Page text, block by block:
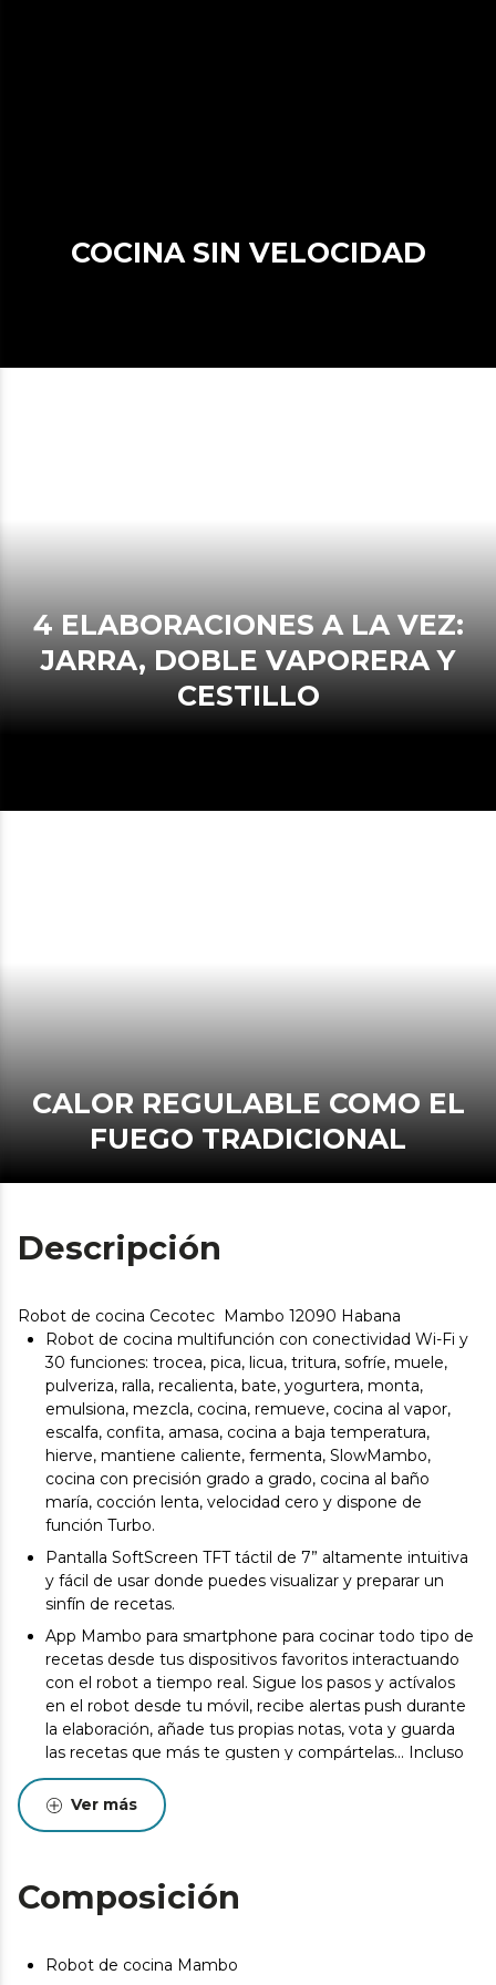
COCINA SIN VELOCIDAD
4 ELABORACIONES A LA VEZ:
JARRA, DOBLE VAPORERA Y
CESTILLO
CALOR REGULABLE COMO EL
FUEGO TRADICIONAL
Descripción
Robot de cocina Cecotec Mambo 12090 Habana
Robot de cocina multifunción con conectividad Wi-Fi y
30 funciones: trocea, pica, licua, tritura, sofríe, muele,
pulveriza, ralla, recalienta, bate, yogurtera, monta,
emulsiona, mezcla, cocina, remueve, cocina al vapor,
escalfa, confita, amasa, cocina a baja temperatura,
hierve, mantiene caliente, fermenta, SlowMambo,
cocina con precisión grado a grado, cocina al baño
maría, cocción lenta, velocidad cero y dispone de
función Turbo.
Pantalla SoftScreen TFT táctil de 7” altamente intuitiva
y fácil de usar donde puedes visualizar y preparar un
sinfín de recetas.
App Mambo para smartphone para cocinar todo tipo de
recetas desde tus dispositivos favoritos interactuando
con el robot a tiempo real. Sigue los pasos y actívalos
en el robot desde tu móvil, recibe alertas push durante
la elaboración, añade tus propias notas, vota y guarda
las recetas que más te gusten y compártelas... Incluso
puedes interactuar con el robot de familiares o amigos.
Tecnología multi-screen que permite cocinar un
universo de recetas desde tu móvil o tablet y la pantalla
Cocina recetas guiadas paso a paso interactuando con
el robot en tiempo real. O, si prefieres cocinar tus
los parámetros que desees en el robot.
Ver más
Composición
Robot de cocina Mambo